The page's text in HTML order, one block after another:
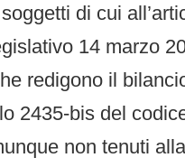
di cui
14 marzo
redigono il
2435-bis del
non tenuti